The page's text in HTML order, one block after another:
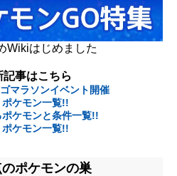
Wikiはじめました
事はこちら
マラソンイベント開催
ケモン一覧!!
ケモンと条件一覧!!
ケモン一覧!!
ポケモンの巣